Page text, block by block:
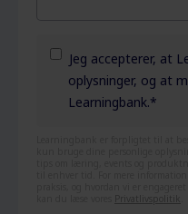
Jeg accepterer, at
oplysninger, og at
Learningbank.*
Privatlivspolitik